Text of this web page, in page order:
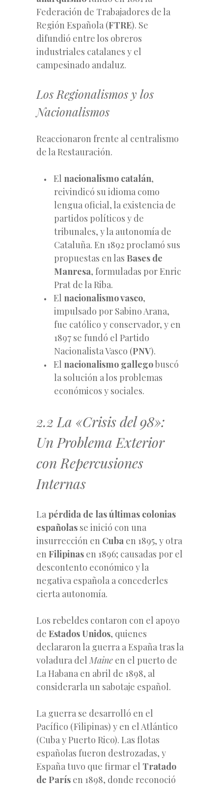
Federación de Trabajadores de la
Región Española (FTRE). Se
difundió entre los obreros
industriales catalanes y el
campesinado andaluz.
Los Regionalismos y los
Nacionalismos
Reaccionaron frente al centralismo
de la Restauración.
El nacionalismo catalán,
reivindicó su idioma como
lengua oficial, la existencia de
partidos políticos y de
tribunales, y la autonomía de
Cataluña. En 1892 proclamó sus
propuestas en las Bases de
Manresa, formuladas por Enric
Prat de la Riba.
El nacionalismo vasco,
impulsado por Sabino Arana,
fue católico y conservador, y en
1897 se fundó el Partido
Nacionalista Vasco (PNV).
El nacionalismo gallegobuscó
la solución a los problemas
económicos y sociales.
2.2 La «Crisis del 98»:
Un Problema Exterior
con Repercusiones
Internas
La pérdida de las últimas colonias
españolas se inició con una
insurrección en Cuba en 1895, y otra
en Filipinas en 1896; causadas por el
descontento económico y la
negativa española a concederles
cierta autonomía.
Los rebeldes contaron con el apoyo
de Estados Unidos, quienes
declararon la guerra a España tras la
voladura delMaine en el puerto de
La Habana en abril de 1898, al
considerarla un sabotaje español.
La guerra se desarrolló en el
Pacífico (Filipinas) y en el Atlántico
(Cuba y Puerto Rico). Las flotas
españolas fueron destrozadas, y
España tuvo que firmar el Tratado
de París en 1898, donde reconoció